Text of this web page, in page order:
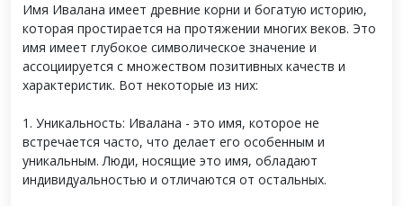
Имя Ивалана имеет древние корни и богатую историю,
которая простирается на протяжении многих веков. Это
имя имеет глубокое символическое значение и
ассоциируется с множеством позитивных качеств и
характеристик. Вот некоторые из них:
1. Уникальность: Ивалана - это имя, которое не
встречается часто, что делает его особенным и
уникальным. Люди, носящие это имя, обладают
индивидуальностью и отличаются от остальных.